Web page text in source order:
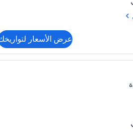
عرض الأسعار